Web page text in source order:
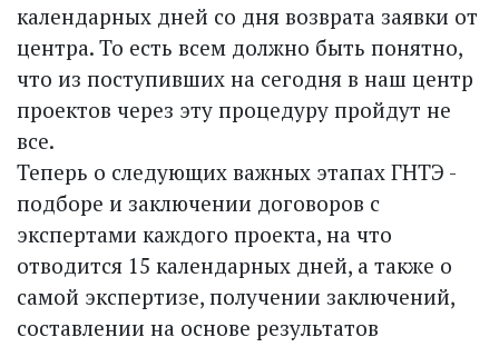
календарных дней со дня возврата заявки от
центра. То есть всем должно быть понятно,
что из поступивших на сегодня в наш центр
проектов через эту процедуру пройдут не
все.
Теперь о следующих важных этапах ГНТЭ -
подборе и заключении договоров с
экспертами каждого проекта, на что
отводится 15 календарных дней, а также о
самой экспертизе, получении заключений,
составлении на основе результатов